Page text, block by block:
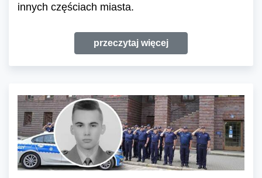
innych częściach miasta.
przeczytaj więcej